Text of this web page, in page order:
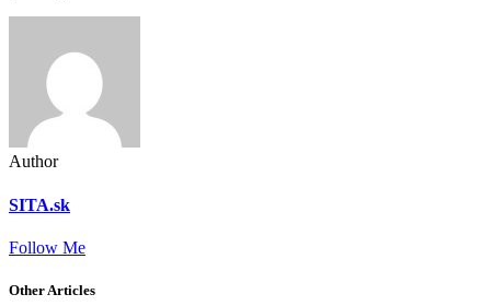
Author
SITA.sk
Follow Me
Other Articles